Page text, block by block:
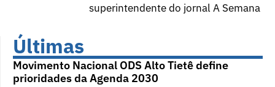
superintendente do jornal A Semana
Últimas
Movimento Nacional ODS Alto Tietê define
prioridades da Agenda 2030